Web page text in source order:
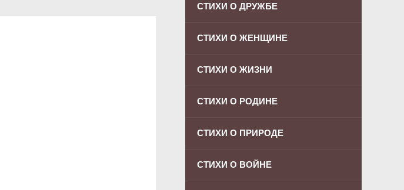
СТИХИ О ДРУЖБЕ
СТИХИ О ЖЕНЩИНЕ
СТИХИ О ЖИЗНИ
СТИХИ О РОДИНЕ
СТИХИ О ПРИРОДЕ
СТИХИ О ВОЙНЕ